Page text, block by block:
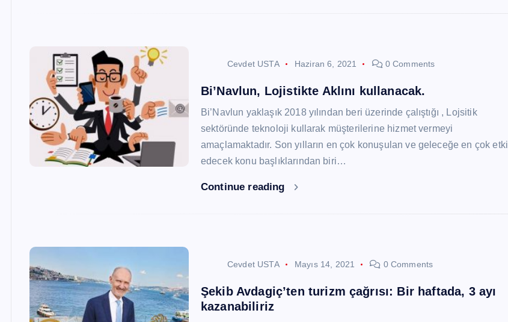
Cevdet USTA Haziran 6, 2021 0 Comments
Bi’Navlun, Lojistikte Aklını kullanacak.
Bi’Navlun yaklaşık 2018 yılından beri üzerinde çalıştığı , Lojsitik
sektöründe teknoloji kullarak müşterilerine hizmet vermeyi
amaçlamaktadır. Son yılların en çok konuşulan ve geleceğe en çok etki
edecek konu başlıklarından biri…
Continue reading
Cevdet USTA Mayıs 14, 2021 0 Comments
Şekib Avdagiç’ten turizm çağrısı: Bir haftada, 3 ayı
kazanabiliriz